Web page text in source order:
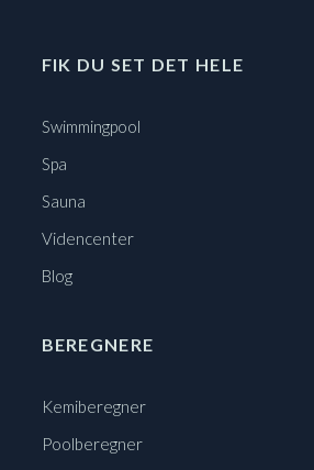
FIK DU SET DET HELE
Swimmingpool
Spa
Sauna
Videncenter
Blog
BEREGNERE
Kemiberegner
Poolberegner